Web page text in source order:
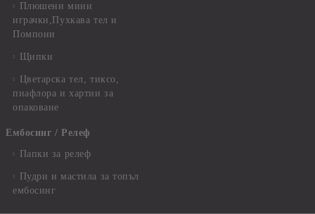
Плюшени мини
играчки,Пухкава тел и
Помпони
Щипки
Цветарска тел, тиксо,
пиафлора и хартии за
опаковане
Ембосинг / Релеф
Папки за релеф
Пудри и мастила за топъл
ембосинг